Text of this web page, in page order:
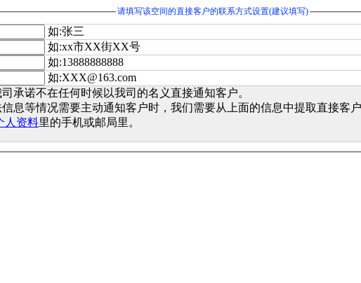
请填写该空间的直接客户的联系方式设置(建议填写)
如:张三
如:xx市XX街XX号
如:13888888888
如:XXX@163.com
承诺不在任何时候以我司的名义直接通知客户。
息等情况需要主动通知客户时，我们需要从上面的信息中提取直接客户
人资料里的手机或邮局里。